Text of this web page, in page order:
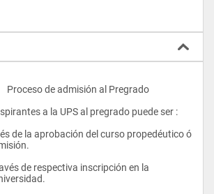
					Proceso de admisión al Pregrado
a la UPS al pregrado puede ser :
de la aprobación del curso propedéutico ó
de respectiva inscripción en la